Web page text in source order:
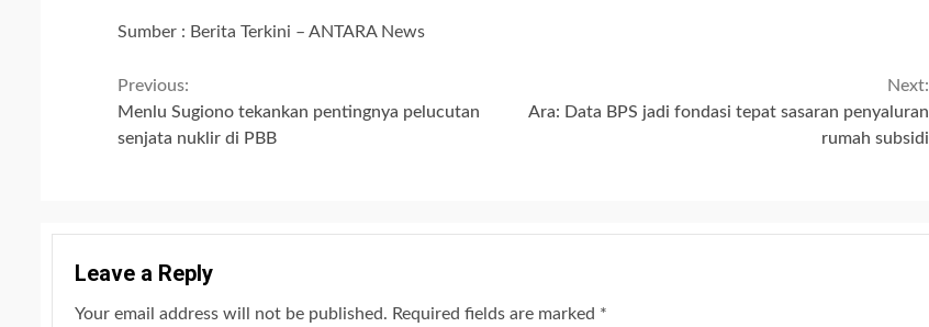
Sumber : Berita Terkini – ANTARA News
Continue
Reading
Previous:
Menlu Sugiono tekankan pentingnya pelucutan
senjata nuklir di PBB
Next:
Ara: Data BPS jadi fondasi tepat sasaran penyaluran
rumah subsidi
Leave a Reply
Your email address will not be published. Required fields are marked *